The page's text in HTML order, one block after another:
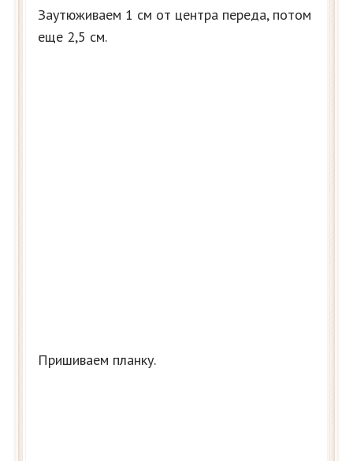
Заутюживаем 1 см от центра переда, потом
еще 2,5 см.
Пришиваем планку.